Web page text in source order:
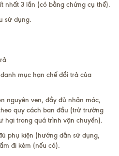
nhất 3 lần (có bằng chứng cụ thể).
sử dụng.
mục hạn chế đổi trả của
nguyên vẹn, đầy đủ nhãn mác,
quy cách ban đầu (trừ trường
hại trong quá trình vận chuyển).
phụ kiện (hướng dẫn sử dụng,
đi kèm (nếu có).